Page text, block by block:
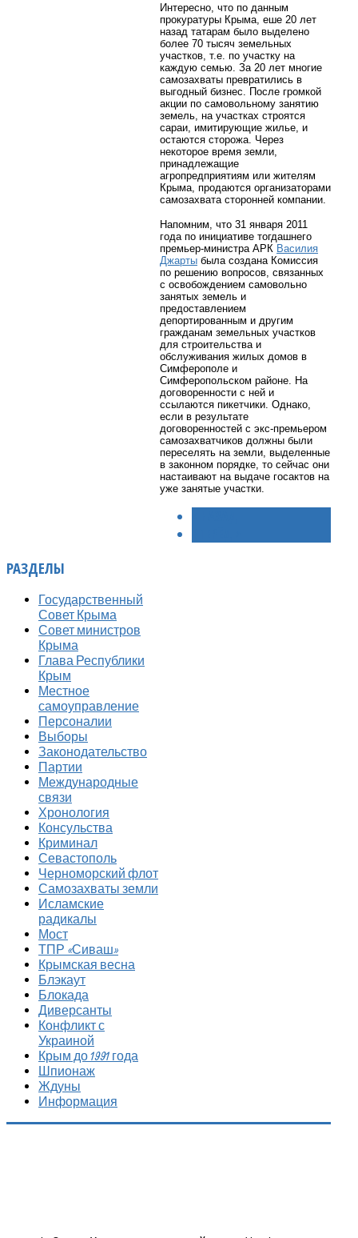
Интересно, что по данным
прокуратуры Крыма, еше 20 лет
назад татарам было выделено
более 70 тысяч земельных
участков, т.е. по участку на
каждую семью. За 20 лет многие
самозахваты превратились в
выгодный бизнес. После громкой
акции по самовольному занятию
земель, на участках строятся
сараи, имитирующие жилье, и
остаются сторожа. Через
некоторое время земли,
принадлежащие
агропредприятиям или жителям
Крыма, продаются организаторами
самозахвата сторонней компании.
Напомним, что 31 января 2011
года по инициативе тогдашнего
премьер-министра АРК Василия
Джарты была создана Комиссия
по решению вопросов, связанных
с освобождением самовольно
занятых земель и
предоставлением
депортированным и другим
гражданам земельных участков
для строительства и
обслуживания жилых домов в
Симферополе и
Симферопольском районе. На
договоренности с ней и
ссылаются пикетчики. Однако,
если в результате
договоренностей с экс-премьером
самозахватчиков должны были
переселять на земли, выделенные
в законном порядке, то сейчас они
настаивают на выдаче госактов на
уже занятые участки.
РАЗДЕЛЫ
Государственный
Совет Крыма
Совет министров
Крыма
Глава Республики
Крым
Местное
самоуправление
Персоналии
Выборы
Законодательство
Партии
Международные
связи
Хронология
Консульства
Криминал
Севастополь
Черноморский флот
Самозахваты земли
Исламские
радикалы
Мост
ТПР «Сиваш»
Крымская весна
Блэкаут
Блокада
Диверсанты
Конфликт с
Украиной
Крым до 1991 года
Шпионаж
Ждуны
Информация